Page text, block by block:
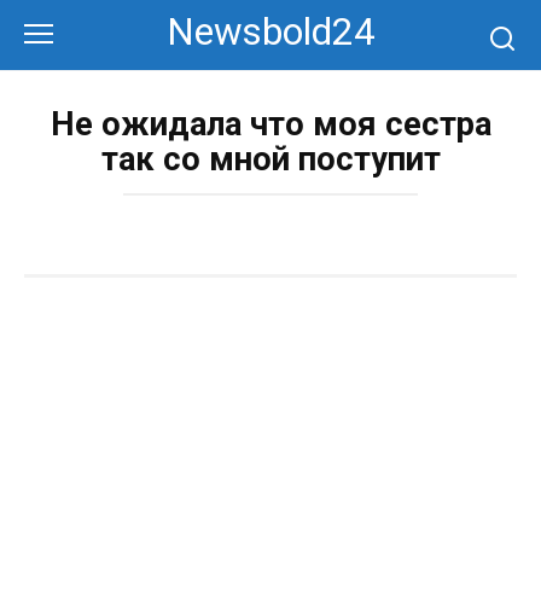
контенту
Newsbold24
Не ожидала что моя сестра
так со мной поступит